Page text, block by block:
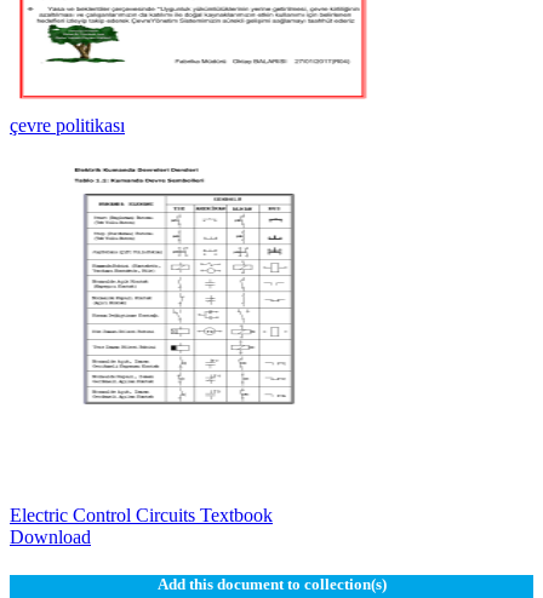
çevre politikası
Electric Control Circuits Textbook
Download
Add this document to collection(s)